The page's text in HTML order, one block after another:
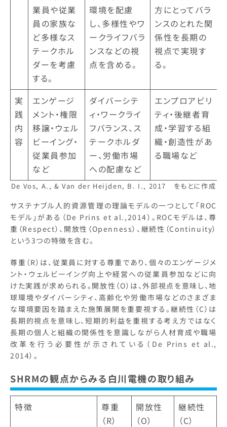
業員や従業
員の家族な
ど多様なス
テークホル
ダーを考慮
する。
環境を配慮
し、多様性やワ
ークライフバラ
ンスなどの視
点を含める。
方にとってバラ
ンスのとれた関
係性を長期の
視点で実現す
る。
実
践
内
容
エンゲージ
メント・権限
移譲・ウェル
ビーイング・
従業員参加
など
ダイバーシテ
ィ・ワークライ
フバランス、ス
テークホルダ
ー、労働市場
への配慮など
エンプロアビリ
ティ・後継者育
成・学習する組
織・創造性があ
る職場など
De Vos, A., & Van der Heijden, B. I., 2017 をもとに作成
サステナブル人的資源管理の理論モデルの一つとして「ROC
モデル」がある（De Prins et al.,2014）。ROCモデルは、尊
重（Respect）、開放性（Openness）、継続性（Continuity）
という3つの特徴を含む。
尊重（R）は、従業員に対する尊重であり、個々のエンゲージメ
ント・ウェルビーイング向上や経営への従業員参加などに向
けた実践が求められる。開放性（O）は、外部視点を意味し、地
球環境やダイバーシティ、高齢化や労働市場などのさまざま
な環境要因を踏まえた施策展開を重要視する。継続性（C）は
長期的視点を意味し、短期的利益を重視する考え方ではなく
長期の個人と組織の関係性を意識しながら人材育成や職場
改革を行う必要性が示されている（De Prins et al.,
2014）。
SHRMの観点からみる白川電機の取り組み
特徴
尊重
（R）
開放性
（O）
継続性
（C）